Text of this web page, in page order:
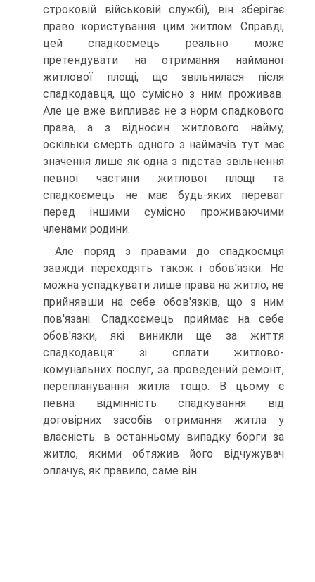
строковій військовій службі), він зберігає
право користування цим житлом. Справді,
цей спадкоємець реально може
претендувати на отримання найманої
житлової площі, що звільнилася після
спадкодавця, що сумісно з ним проживав.
Але це вже випливає не з норм спадкового
права, а з відносин житлового найму,
оскільки смерть одного з наймачів тут має
значення лише як одна з підстав звільнення
певної частини житлової площі та
спадкоємець не має будь-яких переваг
перед іншими сумісно проживаючими
членами родини.
Але поряд з правами до спадкоємця
завжди переходять також і обов'язки. Не
можна успадкувати лише права на житло, не
прийнявши на себе обов'язків, що з ним
пов'язані. Спадкоємець приймає на себе
обов'язки, які виникли ще за життя
спадкодавця: зі сплати житлово-
комунальних послуг, за проведений ремонт,
перепланування житла тощо. В цьому є
певна відмінність спадкування від
договірних засобів отримання житла у
власність: в останньому випадку борги за
житло, якими обтяжив його відчужувач
оплачує, як правило, саме він.